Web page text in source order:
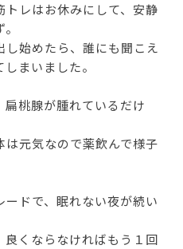
レはお休みにして、安静
始めたら、誰にも聞こえ
まいました。
桃腺が腫れているだけ
元気なので薬飲んで様子
ドで、眠れない夜が続い
くならなければもう１回